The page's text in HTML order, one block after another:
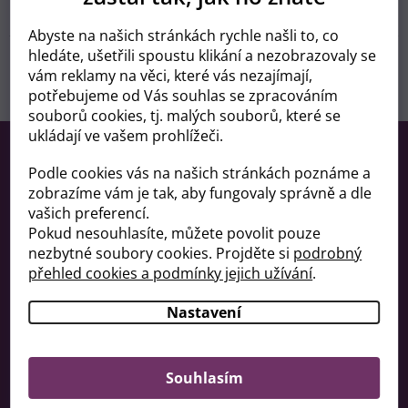
Abyste na našich stránkách rychle našli to, co
hledáte, ušetřili spoustu klikání a nezobrazovaly se
vám reklamy na věci, které vás nezajímají,
potřebujeme od Vás souhlas se zpracováním
souborů cookies, tj. malých souborů, které se
ukládají ve vašem prohlížeči.
Podle cookies vás na našich stránkách poznáme a
zobrazíme vám je tak, aby fungovaly správně a dle
vašich preferencí.
Pokud nesouhlasíte, můžete povolit pouze
nezbytné soubory cookies. Projděte si podrobný
přehled cookies a podmínky jejich užívání.
Nastavení
Souhlasím
M MAGICS
Z
Kontakt
Facebook
plenkylevne
Informace pro vás
Obchodní podmínky
GDPR
Kde nás najdete?